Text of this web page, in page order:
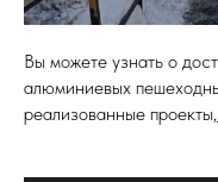
Вы можете узнать о
алюминиевых
реализованные проекты,